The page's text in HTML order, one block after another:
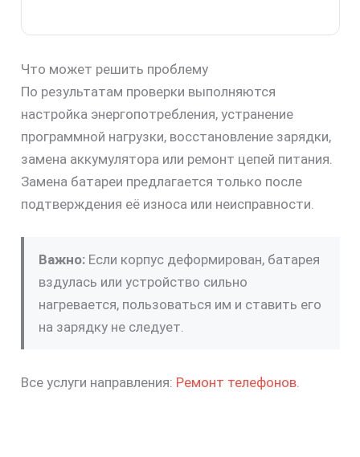
Что может решить проблему
По результатам проверки выполняются
настройка энергопотребления, устранение
программной нагрузки, восстановление зарядки,
замена аккумулятора или ремонт цепей питания.
Замена батареи предлагается только после
подтверждения её износа или неисправности.
Важно:Если корпус деформирован, батарея
вздулась или устройство сильно
нагревается, пользоваться им и ставить его
на зарядку не следует.
Все услуги направления: Ремонт телефонов.